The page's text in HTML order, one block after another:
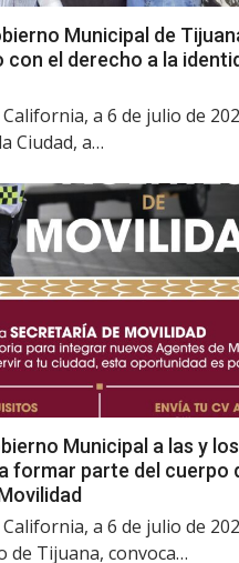
Municipal de
con el derecho a la
a 6 de julio de
Ciudad, a…
Municipal a las y los
formar parte del cuerpo
a 6 de julio de
de Tijuana, convoca…